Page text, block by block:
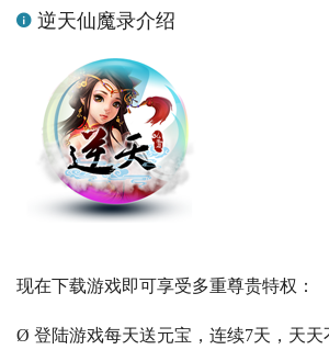
逆天仙魔录介绍
现在下载游戏即可享受多重尊贵特权：
Ø 登陆游戏每天送元宝，连续7天，天天